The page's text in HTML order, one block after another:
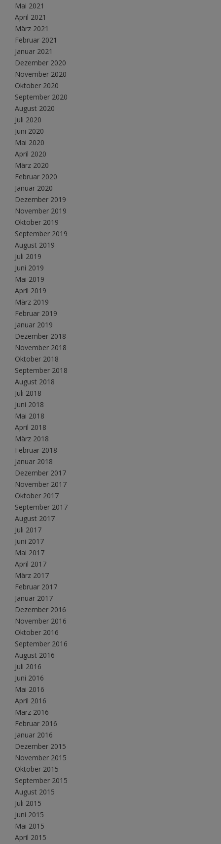
Mai 2021
April 2021
März 2021
Februar 2021
Januar 2021
Dezember 2020
November 2020
Oktober 2020
September 2020
August 2020
Juli 2020
Juni 2020
Mai 2020
April 2020
März 2020
Februar 2020
Januar 2020
Dezember 2019
November 2019
Oktober 2019
September 2019
August 2019
Juli 2019
Juni 2019
Mai 2019
April 2019
März 2019
Februar 2019
Januar 2019
Dezember 2018
November 2018
Oktober 2018
September 2018
August 2018
Juli 2018
Juni 2018
Mai 2018
April 2018
März 2018
Februar 2018
Januar 2018
Dezember 2017
November 2017
Oktober 2017
September 2017
August 2017
Juli 2017
Juni 2017
Mai 2017
April 2017
März 2017
Februar 2017
Januar 2017
Dezember 2016
November 2016
Oktober 2016
September 2016
August 2016
Juli 2016
Juni 2016
Mai 2016
April 2016
März 2016
Februar 2016
Januar 2016
Dezember 2015
November 2015
Oktober 2015
September 2015
August 2015
Juli 2015
Juni 2015
Mai 2015
April 2015